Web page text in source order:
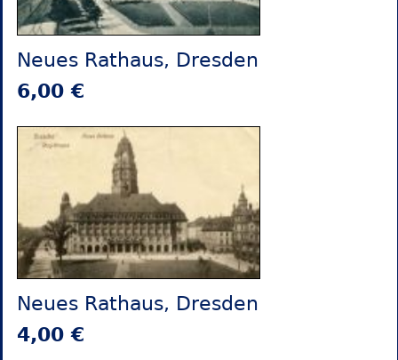
Neues Rathaus, Dresden
6,00 €
Neues Rathaus, Dresden
4,00 €